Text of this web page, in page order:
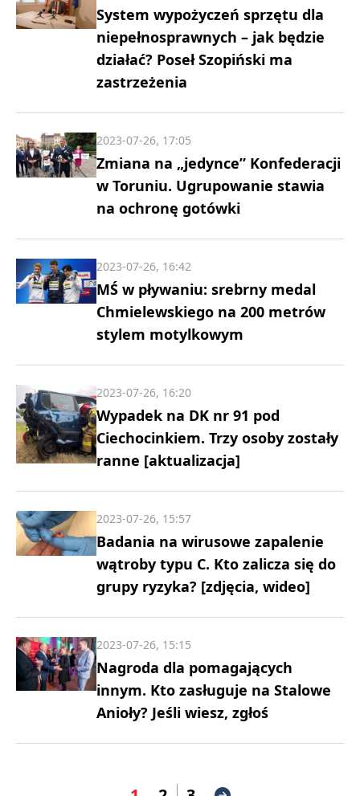
System wypożyczeń sprzętu dla
niepełnosprawnych – jak będzie
działać? Poseł Szopiński ma
zastrzeżenia
Zmiana na „jedynce” Konfederacji
w Toruniu. Ugrupowanie stawia
na ochronę gotówki
2023-07-26, 17:05
MŚ w pływaniu: srebrny medal
Chmielewskiego na 200 metrów
stylem motylkowym
2023-07-26, 16:42
Wypadek na DK nr 91 pod
Ciechocinkiem. Trzy osoby zostały
ranne [aktualizacja]
2023-07-26, 16:20
Badania na wirusowe zapalenie
wątroby typu C. Kto zalicza się do
grupy ryzyka? [zdjęcia, wideo]
2023-07-26, 15:57
Nagroda dla pomagających
innym. Kto zasługuje na Stalowe
Anioły? Jeśli wiesz, zgłoś
2023-07-26, 15:15